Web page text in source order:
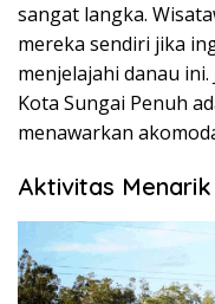
sangat langka.
mereka sendiri jika
menjelajahi danau
Kota Sungai Penuh
menawarkan
Aktivitas